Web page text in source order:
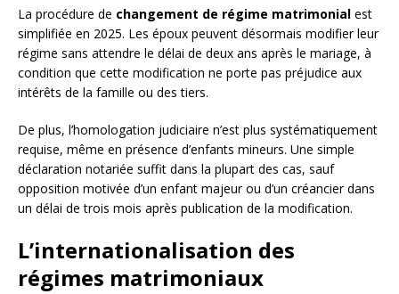
La procédure de changement de régime matrimonial est
simplifiée en 2025. Les époux peuvent désormais modifier leur
régime sans attendre le délai de deux ans après le mariage, à
condition que cette modification ne porte pas préjudice aux
intérêts de la famille ou des tiers.
De plus, l’homologation judiciaire n’est plus systématiquement
requise, même en présence d’enfants mineurs. Une simple
déclaration notariée suffit dans la plupart des cas, sauf
opposition motivée d’un enfant majeur ou d’un créancier dans
un délai de trois mois après publication de la modification.
L’internationalisation des
régimes matrimoniaux